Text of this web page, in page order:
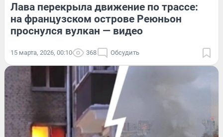
Лава перекрыла движение по трассе:
на французском острове Реюньон
проснулся вулкан — видео
15 марта, 2026, 00:10 368 Обсудить